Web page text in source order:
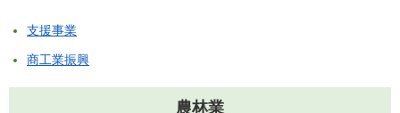
支援事業
商工業振興
農林業